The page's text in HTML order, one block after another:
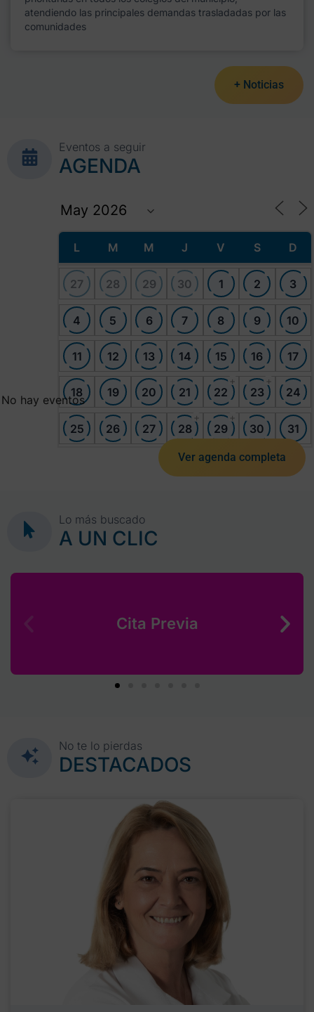
atendiendo las principales demandas trasladadas por las
comunidades
+ Noticias
Eventos a seguir
AGENDA
L M M J V S D
27 28 29 30 1 2 3
4 5 6 7 8 9 10
11 12 13 14 15 16 17
18 19 20 21 22
+
23
+
24
25 26 27 28
+
29
+
30 31
No hay eventos
Ver agenda completa
Lo más buscado
A UN CLIC
Cita Previa
No te lo pierdas
DESTACADOS